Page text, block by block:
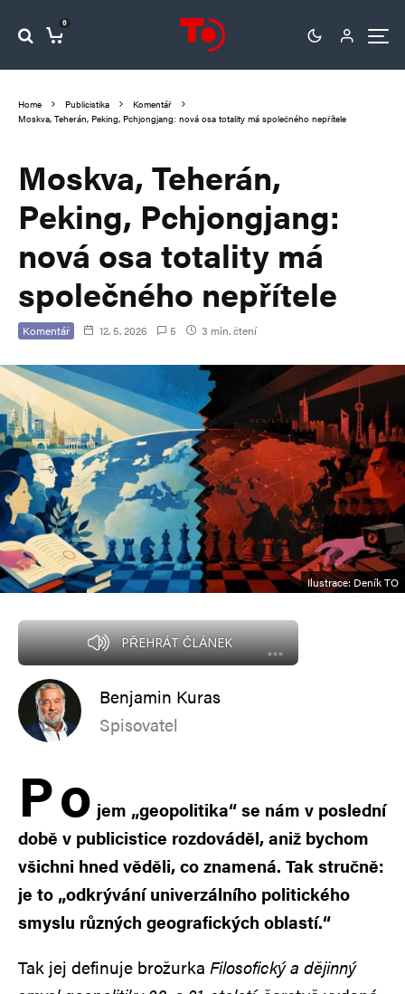
0
Home Publicistika
Komentář
Moskva, Teherán, Peking, Pchjongjang: nová osa totality má společného nepřítele
Moskva, Teherán,
Peking, Pchjongjang:
nová osa totality má
společného nepřítele
Komentář 12. 5. 2026 5 3 min. čtení
Ilustrace: Deník TO
PŘEHRÁT ČLÁNEK
Benjamin Kuras
Spisovatel
Po jem „geopolitika“ se nám v poslední
době v publicistice rozdováděl, aniž bychom
všichni hned věděli, co znamená. Tak stručně:
je to „odkrývání univerzálního politického
smyslu různých geografických oblastí.“
Tak jej definuje brožurka Filosofický a dějinný